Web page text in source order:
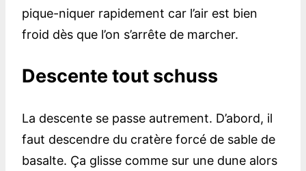
pique-niquer rapidement car l’air est bien
froid dès que l’on s’arrête de marcher.
Descente tout schuss
La descente se passe autrement. D’abord, il
faut descendre du cratère forcé de sable de
basalte. Ça glisse comme sur une dune alors